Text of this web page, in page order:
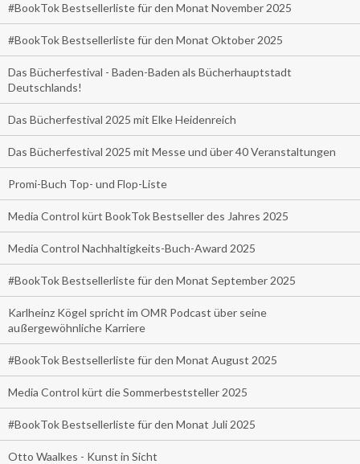
#BookTok Bestsellerliste für den Monat November 2025
#BookTok Bestsellerliste für den Monat Oktober 2025
Das Bücherfestival - Baden-Baden als Bücherhauptstadt
Deutschlands!
Das Bücherfestival 2025 mit Elke Heidenreich
Das Bücherfestival 2025 mit Messe und über 40 Veranstaltungen
Promi-Buch Top- und Flop-Liste
Media Control kürt BookTok Bestseller des Jahres 2025
Media Control Nachhaltigkeits-Buch-Award 2025
#BookTok Bestsellerliste für den Monat September 2025
Karlheinz Kögel spricht im OMR Podcast über seine
außergewöhnliche Karriere
#BookTok Bestsellerliste für den Monat August 2025
Media Control kürt die Sommerbeststeller 2025
#BookTok Bestsellerliste für den Monat Juli 2025
Otto Waalkes - Kunst in Sicht